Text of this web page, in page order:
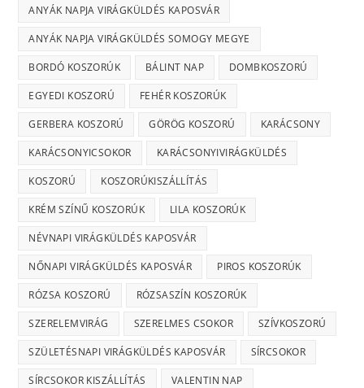
ANYÁK NAPJA VIRÁGKÜLDÉS KAPOSVÁR
ANYÁK NAPJA VIRÁGKÜLDÉS SOMOGY MEGYE
BORDÓ KOSZORÚK BÁLINT NAP DOMBKOSZORÚ
EGYEDI KOSZORÚ FEHÉR KOSZORÚK
GERBERA KOSZORÚ GÖRÖG KOSZORÚ KARÁCSONY
KARÁCSONYICSOKOR KARÁCSONYIVIRÁGKÜLDÉS
KOSZORÚ KOSZORÚKISZÁLLÍTÁS
KRÉM SZÍNŰ KOSZORÚK LILA KOSZORÚK
NÉVNAPI VIRÁGKÜLDÉS KAPOSVÁR
NŐNAPI VIRÁGKÜLDÉS KAPOSVÁR PIROS KOSZORÚK
RÓZSA KOSZORÚ RÓZSASZÍN KOSZORÚK
SZERELEMVIRÁG SZERELMES CSOKOR SZÍVKOSZORÚ
SZÜLETÉSNAPI VIRÁGKÜLDÉS KAPOSVÁR SÍRCSOKOR
SÍRCSOKOR KISZÁLLÍTÁS VALENTIN NAP